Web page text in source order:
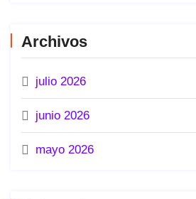
Archivos
julio 2026
junio 2026
mayo 2026